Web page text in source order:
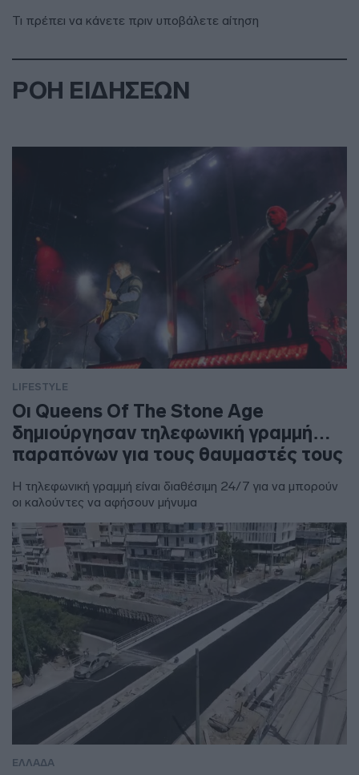
Τι πρέπει να κάνετε πριν υποβάλετε αίτηση
ΡΟΗ ΕΙΔΗΣΕΩΝ
LIFESTYLE
Οι Queens Of The Stone Age
δημιούργησαν τηλεφωνική γραμμή…
παραπόνων για τους θαυμαστές τους
Η τηλεφωνική γραμμή είναι διαθέσιμη 24/7 για να μπορούν
οι καλούντες να αφήσουν μήνυμα
ΕΛΛΑΔΑ